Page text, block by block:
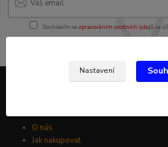
Souhlasím se zpracováním osobních údajůza
O nás
Jak nakupovat
Nastavení